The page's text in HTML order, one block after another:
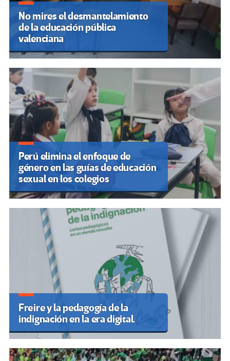
No mires el desmantelamiento
de la educación pública
valenciana
Perú elimina el enfoque de
género en las guías de educación
sexual en los colegios
Freire y la pedagogía de la
indignación en la era digital.